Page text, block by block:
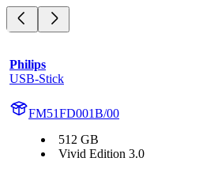
Philips
USB-Stick
FM51FD001B/00
512 GB
Vivid Edition 3.0